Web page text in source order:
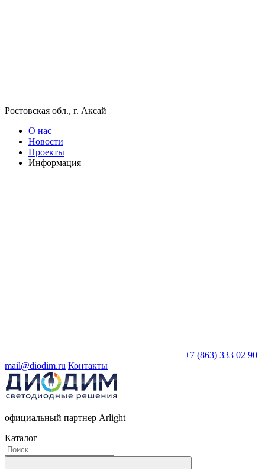
Ростовская обл., г. Аксай
О нас
Новости
Проекты
Информация
+7 (863) 333 02 90
mail@diodim.ru Контакты
официальный партнер Arlight
Каталог